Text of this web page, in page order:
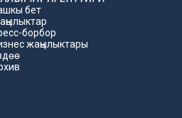
бет
борбор
жаңылыктары